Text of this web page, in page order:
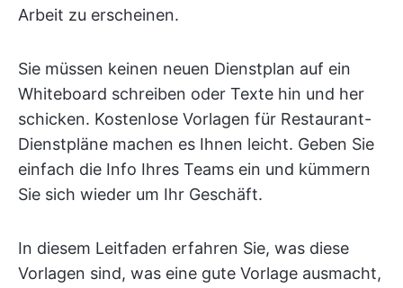
Arbeit zu erscheinen.
Sie müssen keinen neuen Dienstplan auf ein
Whiteboard schreiben oder Texte hin und her
schicken. Kostenlose Vorlagen für Restaurant-
Dienstpläne machen es Ihnen leicht. Geben Sie
einfach die Info Ihres Teams ein und kümmern
Sie sich wieder um Ihr Geschäft.
In diesem Leitfaden erfahren Sie, was diese
Vorlagen sind, was eine gute Vorlage ausmacht,